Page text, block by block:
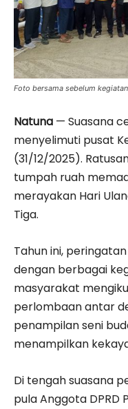
Foto bersama sebelum
Natuna — Suasana
menyelimuti pusat
(31/12/2025).
tumpah ruah
merayakan Hari
Tiga.
Tahun ini,
dengan berbagai
masyarakat
perlombaan antar
penampilan seni
menampilkan
Di tengah suasana
pula Anggota DPRD